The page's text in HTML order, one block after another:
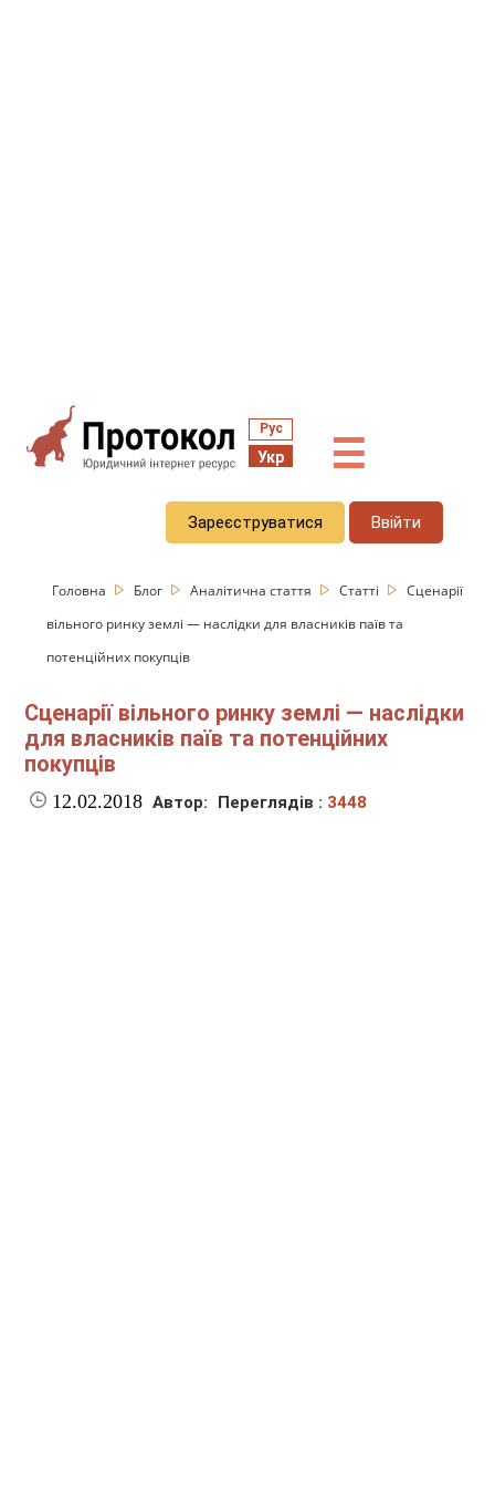
Рус
Укр ☰
Зареєструватися Ввійти
Головна Блог Аналітична стаття Статті
Сценарії
вільного ринку землі — наслідки для власників паїв та
потенційних покупців
Сценарії вільного ринку землі — наслідки
для власників паїв та потенційних
покупців
12.02.2018 Автор: Переглядів : 3448